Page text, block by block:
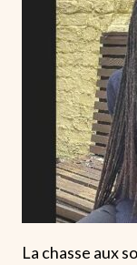
La chasse aux